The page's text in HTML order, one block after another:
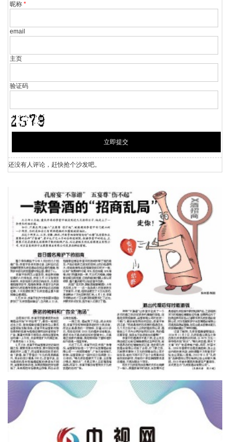
昵称*
email
主页
验证码
还没有人评论，赶快抢个沙发吧。